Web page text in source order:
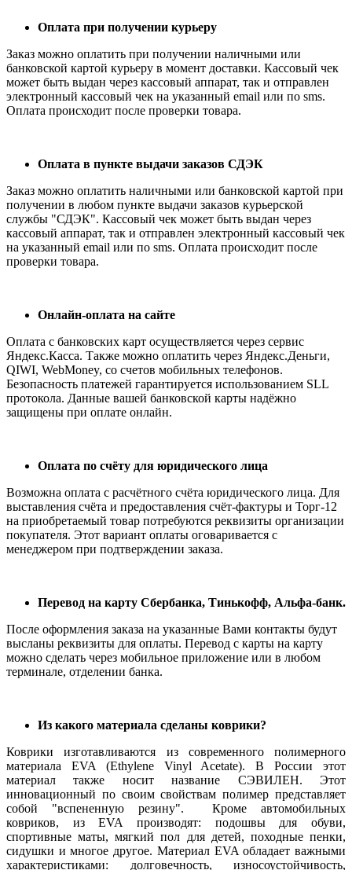
Оплата при получении курьеру
Заказ можно оплатить при получении наличными или
банковской картой курьеру в момент доставки. Кассовый чек
может быть выдан через кассовый аппарат, так и отправлен
электронный кассовый чек на указанный email или по sms.
Оплата происходит после проверки товара.
Оплата в пункте выдачи заказов СДЭК
Заказ можно оплатить наличными или банковской картой при
получении в любом пункте выдачи заказов курьерской
службы "СДЭК". Кассовый чек может быть выдан через
кассовый аппарат, так и отправлен электронный кассовый чек
на указанный email или по sms. Оплата происходит после
проверки товара.
Онлайн-оплата на сайте
Оплата с банковских карт осуществляется через сервис
Яндекс.Касса. Также можно оплатить через Яндекс.Деньги,
QIWI, WebMoney, со счетов мобильных телефонов.
Безопасность платежей гарантируется использованием SLL
протокола. Данные вашей банковской карты надёжно
защищены при оплате онлайн.
Оплата по счёту для юридического лица
Возможна оплата с расчётного счёта юридического лица. Для
выставления счёта и предоставления счёт-фактуры и Торг-12
на приобретаемый товар потребуются реквизиты организации
покупателя. Этот вариант оплаты оговаривается с
менеджером при подтверждении заказа.
Перевод на карту Сбербанка, Тинькофф, Альфа-банк.
После оформления заказа на указанные Вами контакты будут
высланы реквизиты для оплаты. Перевод с карты на карту
можно сделать через мобильное приложение или в любом
терминале, отделении банка.
Из какого материала сделаны коврики?
Коврики изготавливаются из современного полимерного
материала EVA (Ethylene Vinyl Acetate). В России этот
материал также носит название СЭВИЛЕН. Этот
инновационный по своим свойствам полимер представляет
собой "вспененную резину". Кроме автомобильных
ковриков, из EVA производят: подошвы для обуви,
спортивные маты, мягкий пол для детей, походные пенки,
сидушки и многое другое. Материал EVA обладает важными
характеристиками: долговечность, износоустойчивость,